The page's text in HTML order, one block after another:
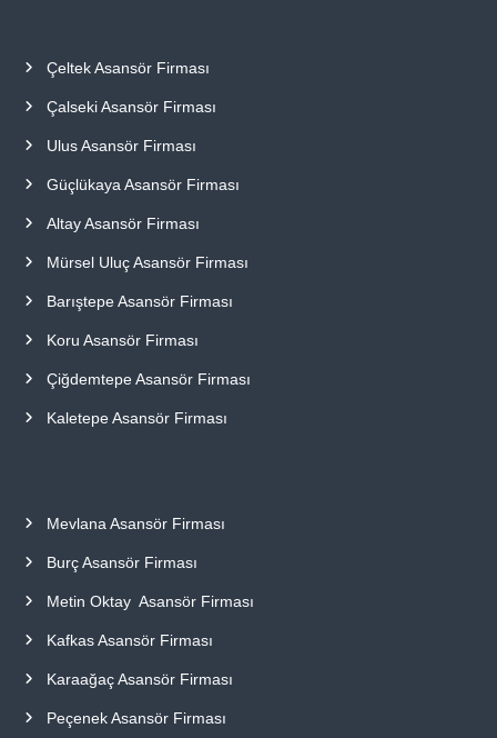
Çeltek Asansör Firması
Çalseki Asansör Firması
Ulus Asansör Firması
Güçlükaya Asansör Firması
Altay Asansör Firması
Mürsel Uluç Asansör Firması
Barıştepe Asansör Firması
Koru Asansör Firması
Çiğdemtepe Asansör Firması
Kaletepe Asansör Firması
Mevlana Asansör Firması
Burç Asansör Firması
Metin Oktay Asansör Firması
Kafkas Asansör Firması
Karaağaç Asansör Firması
Peçenek Asansör Firması